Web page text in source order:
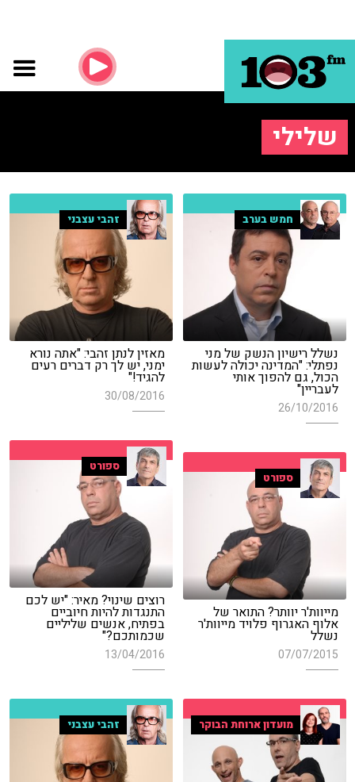
שלילי
חמש בערב
נשלל רישיון הנשק של מני
נפתלי: "המדינה יכולה לעשות
הכול, גם להפוך אותי
לעבריין"
26/10/2016
זהבי עצבני
מאזין לנתן זהבי: "אתה נורא
ימני, יש לך רק דברים רעים
להגיד!"
30/08/2016
ספורט
רוצים שינוי? מאיר: "יש לכם
התנגדות להיות חיוביים
בפתיח, אנשים שליליים
שכמותכם?"
13/04/2016
ספורט
מייוות'ר יוותר? התואר של
אלוף האגרוף פלויד מייוות'ר
נשלל
07/07/2015
מועדון ארוחת הבוקר זהבי עצבני